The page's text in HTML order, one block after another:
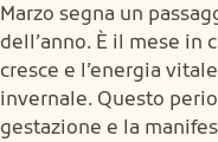
Marzo segna un
dell’anno. È il mese in
cresce e l’energia
invernale. Questo
gestazione e la